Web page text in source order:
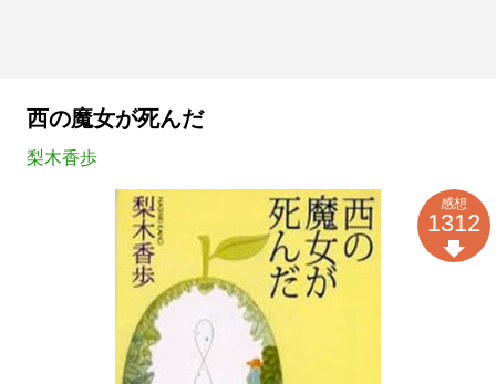
西の魔女が死んだ
梨木香歩
感想
1312